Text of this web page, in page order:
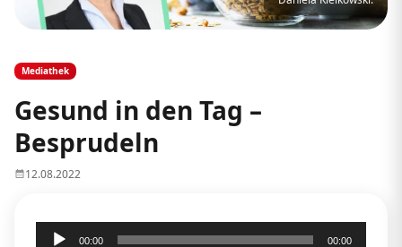
Mediathek
Gesund in den Tag –
Besprudeln
12.08.2022
Audio-
00:00 00:00